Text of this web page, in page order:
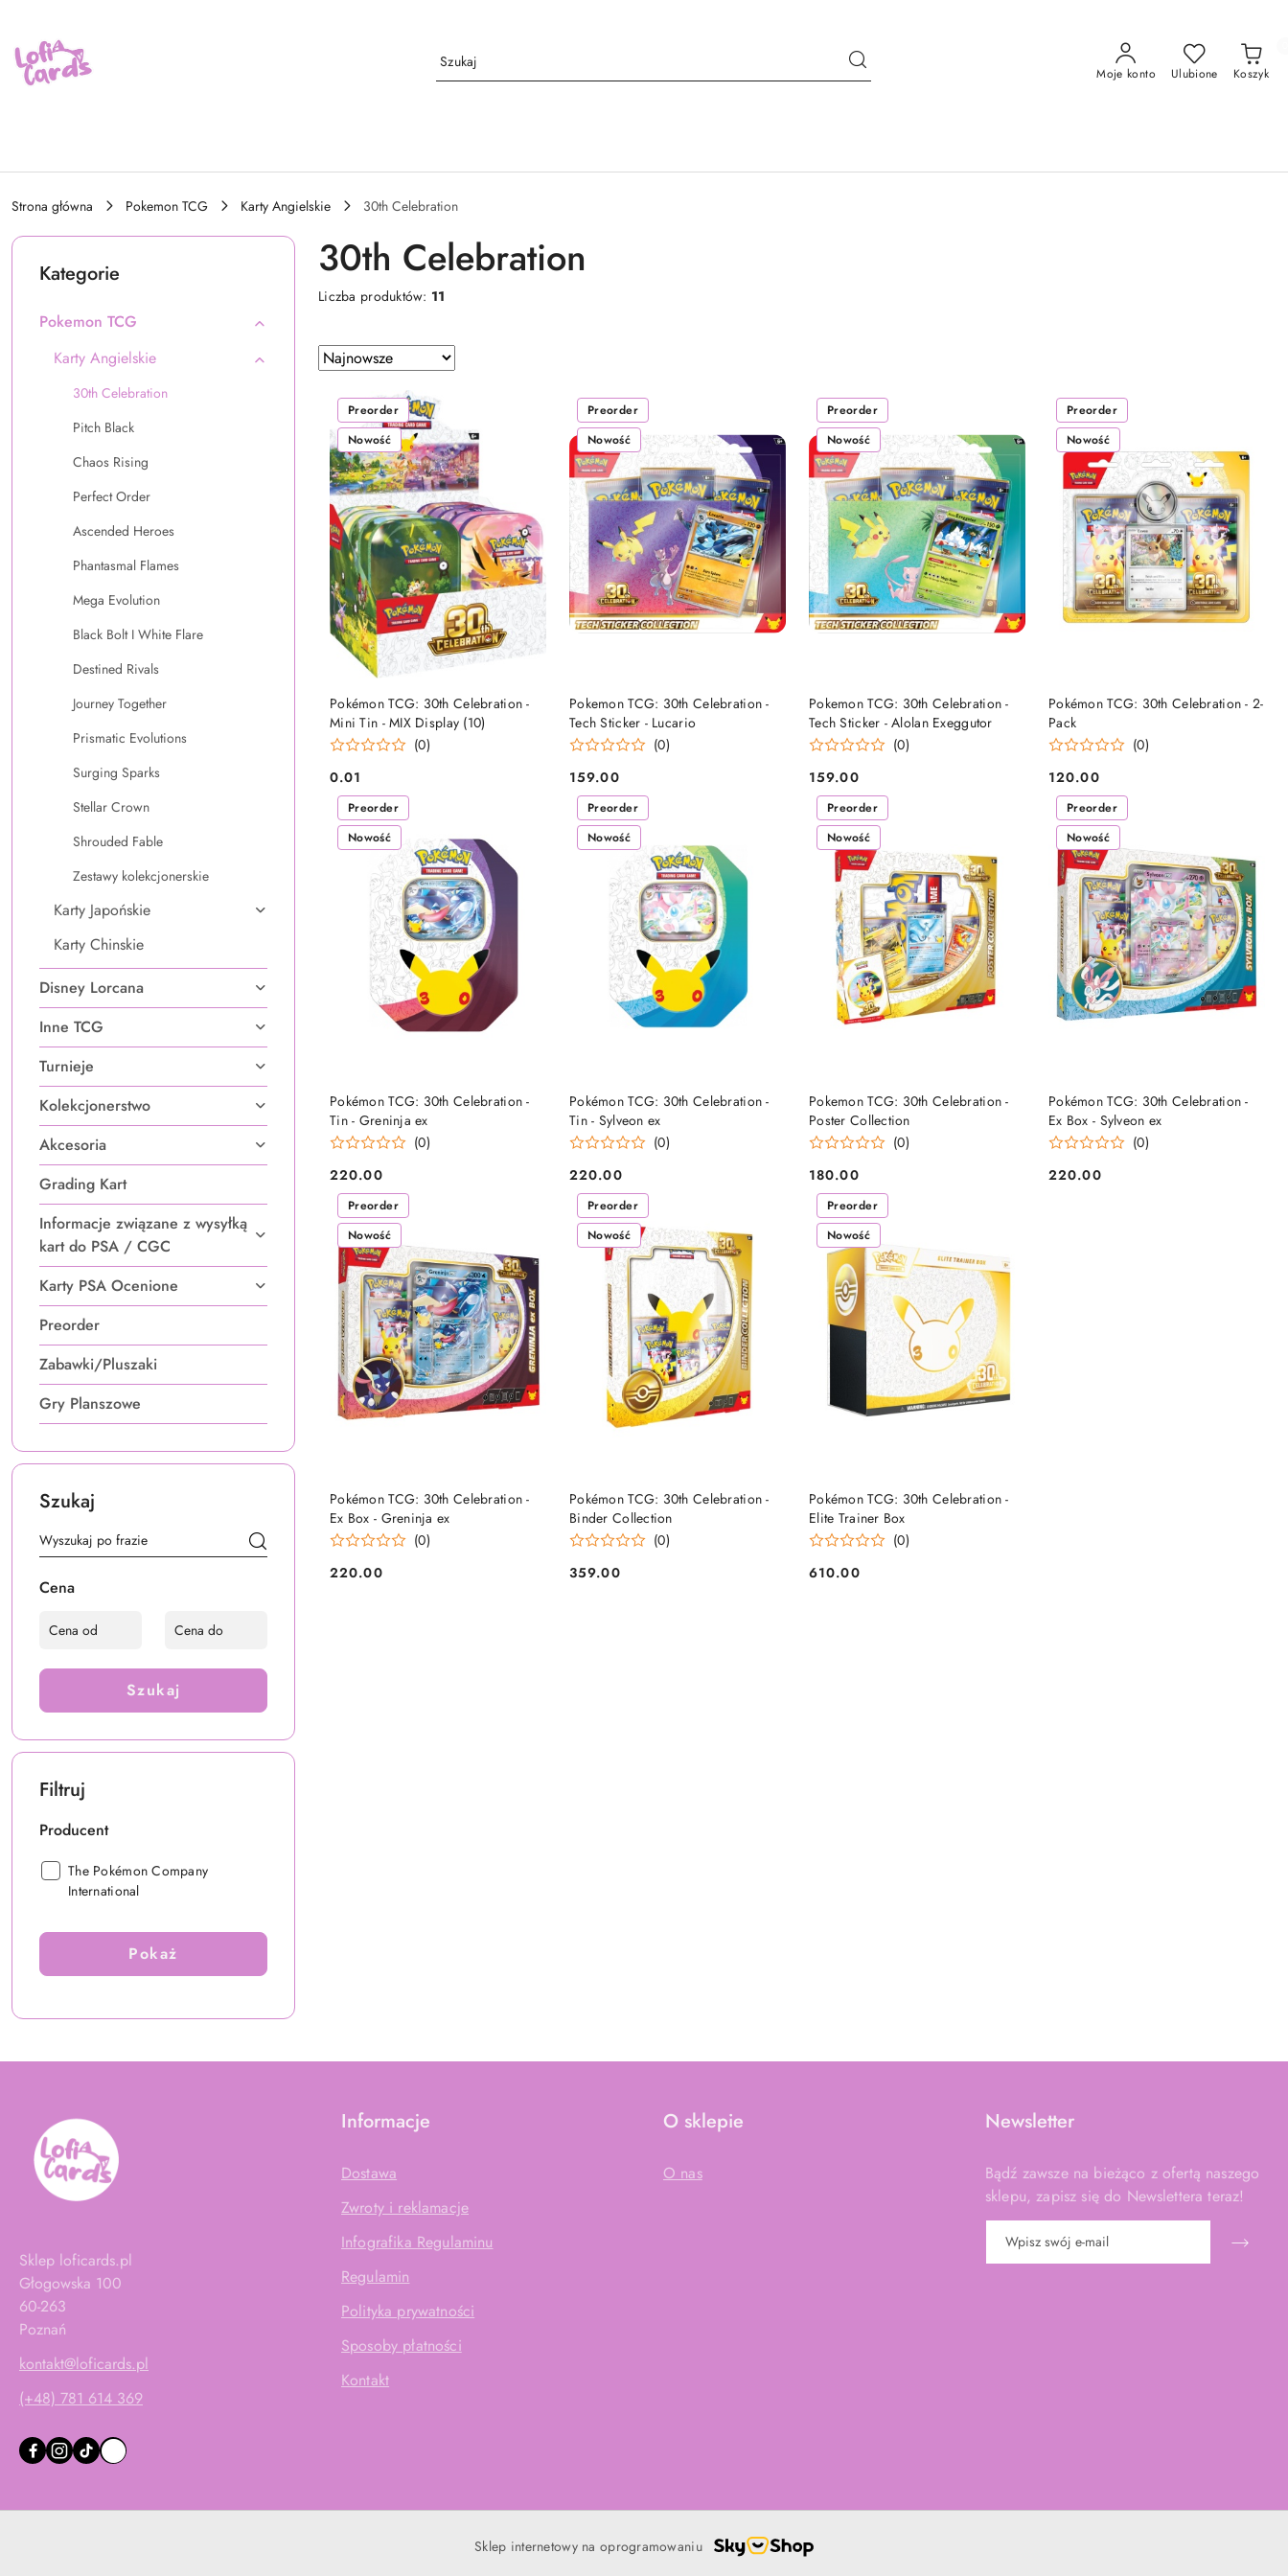
Moje konto Ulubione Koszyk
Strona główna Pokemon TCG Karty Angielskie 30th Celebration
Kategorie
Pokemon TCG
Karty Angielskie
30th Celebration
Pitch Black
Chaos Rising
Perfect Order
Ascended Heroes
Phantasmal Flames
Mega Evolution
Black Bolt I White Flare
Destined Rivals
Journey Together
Prismatic Evolutions
Surging Sparks
Stellar Crown
Shrouded Fable
Zestawy kolekcjonerskie
Karty Japońskie
Karty Chinskie
Disney Lorcana
Inne TCG
Turnieje
Kolekcjonerstwo
Akcesoria
Grading Kart
Informacje związane z wysyłką
kart do PSA / CGC
Karty PSA Ocenione
Preorder
Zabawki/Pluszaki
Gry Planszowe
Szukaj
Cena
Szukaj
Filtruj
Producent
Producent:
The Pokémon Company
International
Pokaż
30th Celebration
Liczba produktów: 11
Zastosowano
sortowanie:
Najnowsze.
Sortuj
według
Pokémon TCG: 30th Celebration -
Mini Tin - MIX Display (10)
(0)
Cena:
0.01
Preorder
Nowość
OCZEKUJE NA DOSTAWĘ
Pokemon TCG: 30th Celebration -
Tech Sticker - Lucario
(0)
Cena:
159.00
Preorder
Nowość
OCZEKUJE NA DOSTAWĘ
Pokemon TCG: 30th Celebration -
Tech Sticker - Alolan Exeggutor
(0)
Cena:
159.00
Preorder
Nowość
OCZEKUJE NA DOSTAWĘ
Pokémon TCG: 30th Celebration - 2-
Pack
(0)
Cena:
120.00
Preorder
Nowość
OCZEKUJE NA DOSTAWĘ
Pokémon TCG: 30th Celebration -
Tin - Greninja ex
(0)
Cena:
220.00
Preorder
Nowość
OCZEKUJE NA DOSTAWĘ
Pokémon TCG: 30th Celebration -
Tin - Sylveon ex
(0)
Cena:
220.00
Preorder
Nowość
OCZEKUJE NA DOSTAWĘ
Pokemon TCG: 30th Celebration -
Poster Collection
(0)
Cena:
180.00
Preorder
Nowość
OCZEKUJE NA DOSTAWĘ
Pokémon TCG: 30th Celebration -
Ex Box - Sylveon ex
(0)
Cena:
220.00
Preorder
Nowość
OCZEKUJE NA DOSTAWĘ
Pokémon TCG: 30th Celebration -
Ex Box - Greninja ex
(0)
Cena:
220.00
Preorder
Nowość
OCZEKUJE NA DOSTAWĘ
Pokémon TCG: 30th Celebration -
Binder Collection
(0)
Cena:
359.00
Preorder
Nowość
OCZEKUJE NA DOSTAWĘ
Pokémon TCG: 30th Celebration -
Elite Trainer Box
(0)
Cena:
610.00
Preorder
Nowość
OCZEKUJE NA DOSTAWĘ
Sklep loficards.pl
Głogowska 100
60-263
Poznań
kontakt@loficards.pl
(+48) 781 614 369
Informacje
Dostawa
Zwroty i reklamacje
Infografika Regulaminu
Regulamin
Polityka prywatności
Sposoby płatności
Kontakt
O sklepie
O nas
Newsletter
Bądź zawsze na bieżąco z ofertą naszego
sklepu, zapisz się do Newslettera teraz!
Sklep internetowy na oprogramowaniu